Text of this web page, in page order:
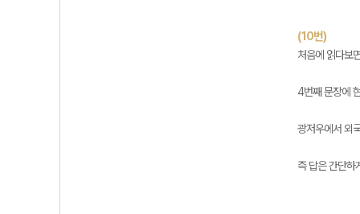
(10번)
처음에 읽다보
4번째 문장에
광저우에서 외
즉 답은 간단하